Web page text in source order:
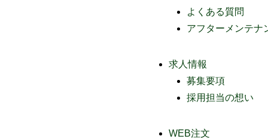
よくある質問
アフターメンテナ
求人情報
募集要項
採用担当の想い
WEB注文